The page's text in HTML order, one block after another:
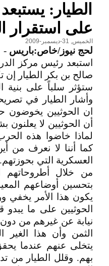
الطيار:
على استقرار
الخميس, 31-ديسمبر-2009
لحج نيوز/خاص:باريس -
استبعد رئيس مركز
صالح بن بكر الطيار إن
ستؤثر سلباً على بنية
وأشار الطيار في
ان الحوثيين يخوضون
أن الحوثيين لا
لماذا خاضوا هذه
كما أننا لا نعرف من
العسكرية التي
من خلال أطروحاتهم
بتحسين أوضاعهم
يكون هذا الأمر يخفي
الحوثيين على ما
نيابة عن غيرهم من
الثمن وأن هذا
يتخلى عنهم عندما
بهم. وقلل الطيار من